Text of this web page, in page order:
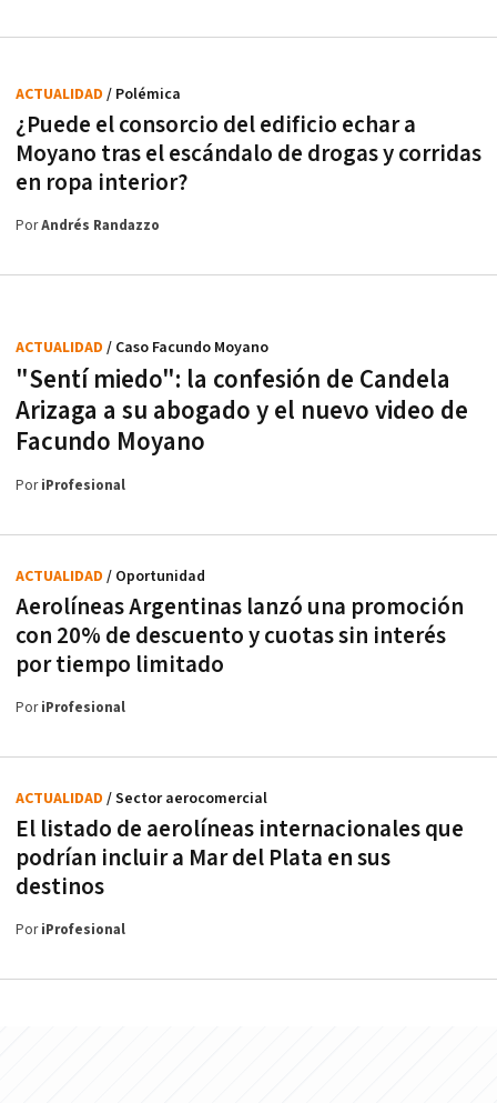
¿Puede el consorcio del edificio echar a
Moyano tras el escándalo de drogas y corridas
en ropa interior?
ACTUALIDAD / Polémica
PorAndrés Randazzo
"Sentí miedo": la confesión de Candela
Arizaga a su abogado y el nuevo video de
Facundo Moyano
ACTUALIDAD / Caso Facundo Moyano
PoriProfesional
Aerolíneas Argentinas lanzó una promoción
con 20% de descuento y cuotas sin interés
por tiempo limitado
ACTUALIDAD / Oportunidad
PoriProfesional
El listado de aerolíneas internacionales que
podrían incluir a Mar del Plata en sus
destinos
ACTUALIDAD / Sector aerocomercial
PoriProfesional